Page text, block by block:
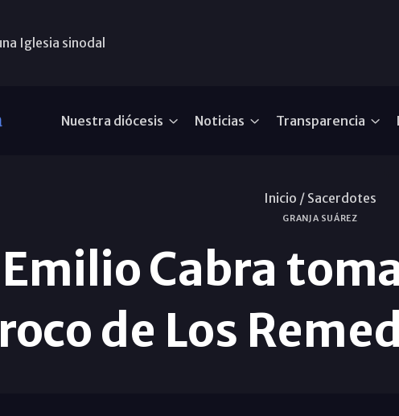
Iglesia sinodal
Nuestra diócesis Noticias Transparencia
Inicio / Sacerdotes
GRANJA SUÁREZ
Emilio Cabra
de Los